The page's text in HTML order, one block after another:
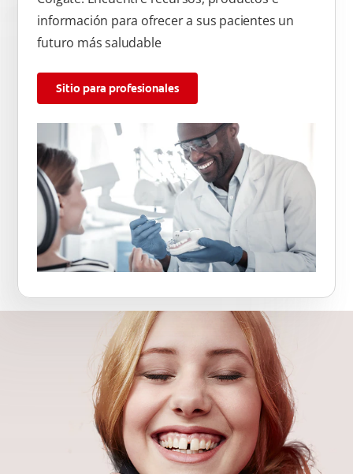
información para ofrecer a sus pacientes un
futuro más saludable
Sitio para profesionales